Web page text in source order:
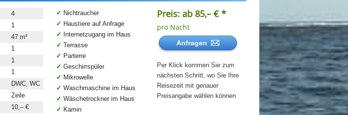
4
1
47 m²
1
1
1
DWC, WC
Zeile
10,– €
Nichtraucher
Haustiere auf Anfrage
Internetzugang im Haus
Terrasse
Parterre
Geschirrspüler
Mikrowelle
Waschmaschine im Haus
Wäschetrockner im Haus
Kamin
Preis: ab 85,– € *
pro Nacht
Anfragen
Per Klick kommen Sie zum
nächsten Schritt, wo Sie Ihre
Reisezeit mit genauer
Preisangabe wählen können